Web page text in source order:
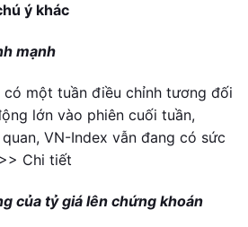
ý khác
mạnh
có một tuần điều chỉnh tương đối
lớn vào phiên cuối tuần,
VN-Index vẫn đang có sức
Chi tiết
của tỷ giá lên chứng khoán